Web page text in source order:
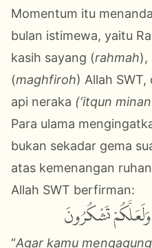
Momentum itu
bulan istimewa, yaitu
kasih sayang (rahmah),
(maghfiroh) Allah
api neraka (‘itqun
Para ulama
bukan sekadar gema
atas kemenangan
Allah SWT berfirman:
وَلَعَلَّكُمْتَشْكُرُونَ
“Agar kamu